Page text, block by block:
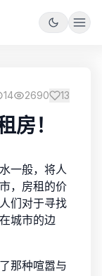
14 2690 13
房！
一般，将人
，房租的价
们对于寻找
城市的边
那种喧嚣与